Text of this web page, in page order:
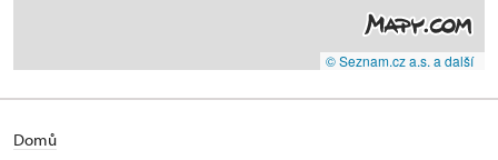
© Seznam.cz a.s. a další
Domů